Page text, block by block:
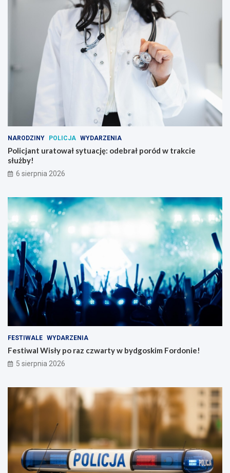
NARODZINY POLICJA WYDARZENIA
Policjant uratował sytuację: odebrał poród w trakcie
służby!
6 sierpnia 2026
FESTIWALE WYDARZENIA
Festiwal Wisły po raz czwarty w bydgoskim Fordonie!
5 sierpnia 2026